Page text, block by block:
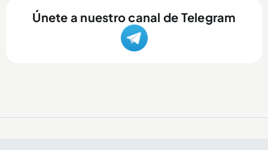
Únete a nuestro canal de Telegram